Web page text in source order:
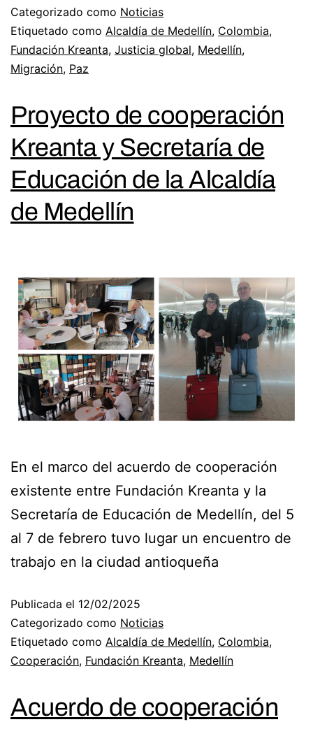
Categorizado como Noticias
Etiquetado como Alcaldía de Medellín, Colombia,
Fundación Kreanta, Justicia global, Medellín,
Migración, Paz
Proyecto de cooperación
Kreanta y Secretaría de
Educación de la Alcaldía
de Medellín
En el marco del acuerdo de cooperación
existente entre Fundación Kreanta y la
Secretaría de Educación de Medellín, del 5
al 7 de febrero tuvo lugar un encuentro de
trabajo en la ciudad antioqueña
Publicada el 12/02/2025
Categorizado como Noticias
Etiquetado como Alcaldía de Medellín, Colombia,
Cooperación, Fundación Kreanta, Medellín
Acuerdo de cooperación